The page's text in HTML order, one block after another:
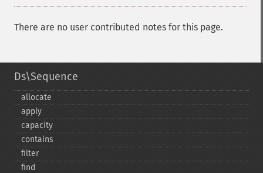
There are no user contributed notes for this page.
Ds\Sequence
allocate
apply
capacity
contains
filter
find